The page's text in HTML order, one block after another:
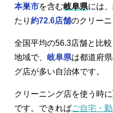
本巣市を含む岐阜県には
たり 約72.6店舗のクリーニ
全国平均の56.3店舗と比較
地域で、 岐阜県は都道府
グ店が多い自治体です。
クリーニング店を使う時に
です。できればご自宅・